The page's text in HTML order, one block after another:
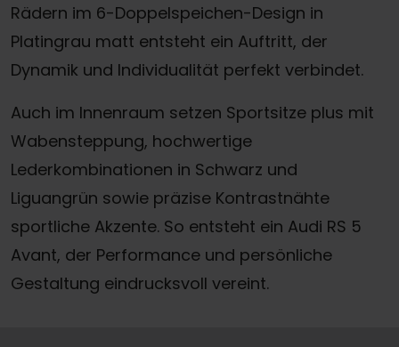
Rädern im 6-Doppelspeichen-Design in
Platingrau matt entsteht ein Auftritt, der
Dynamik und Individualität perfekt verbindet.
Auch im Innenraum setzen Sportsitze plus mit
Wabensteppung, hochwertige
Lederkombinationen in Schwarz und
Liguangrün sowie präzise Kontrastnähte
sportliche Akzente. So entsteht ein Audi RS 5
Avant, der Performance und persönliche
Gestaltung eindrucksvoll vereint.